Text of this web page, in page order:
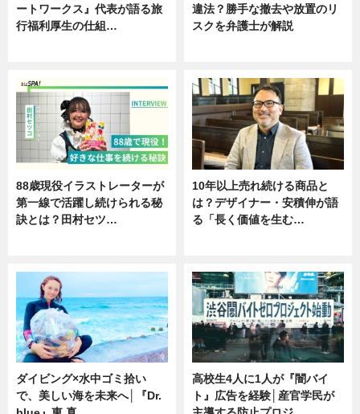
ートワークス』代表が語る旅
行福利厚生の仕組…
違法？勝手な撤去や放置のリ
スクを弁護士が解説
88歳現役イラストレーターが
第一線で活躍し続けられる秘
訣とは？田村セツ…
10年以上売れ続ける商品と
は？デザイナー・安積伸が語
る「長く価値を生む…
ダイビング×水中ゴミ拾い
で、美しい海を未来へ│『Dr.
高校生4人に1人が『闇バイ
ト』広告を経験│産官学民が